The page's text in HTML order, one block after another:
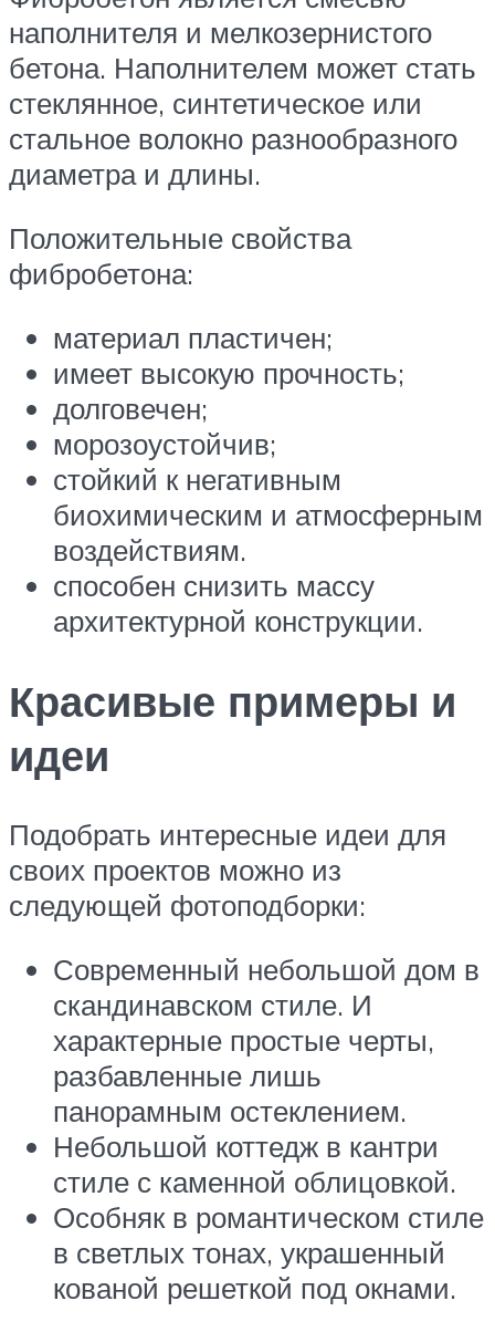
наполнителя и мелкозернистого
бетона. Наполнителем может стать
стеклянное, синтетическое или
стальное волокно разнообразного
диаметра и длины.
Положительные свойства
фибробетона:
материал пластичен;
имеет высокую прочность;
долговечен;
морозоустойчив;
стойкий к негативным
биохимическим и атмосферным
воздействиям.
способен снизить массу
архитектурной конструкции.
Красивые примеры и
идеи
Подобрать интересные идеи для
своих проектов можно из
следующей фотоподборки:
Современный небольшой дом в
скандинавском стиле. И
характерные простые черты,
разбавленные лишь
панорамным остеклением.
Небольшой коттедж в кантри
стиле с каменной облицовкой.
Особняк в романтическом стиле
в светлых тонах, украшенный
кованой решеткой под окнами.